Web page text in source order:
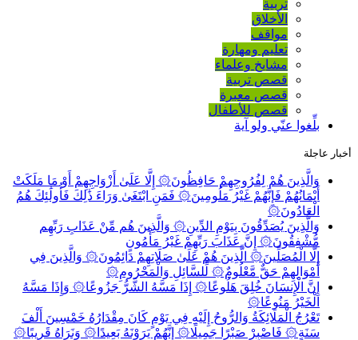
تربية
الأخلاق
مواقف
تعليم ومهارة
مشايخ وعلماء
قصص تربية
قصص معبرة
قصص للأطفال
بلِّغوا عنّي ولو آية
أخبار عاجلة
وَالَّذِينَ هُمْ لِفُرُوجِهِمْ حَافِظُونَ۞ إِلَّا عَلَىٰ أَزْوَاجِهِمْ أَوْ مَا مَلَكَتْ
أَيْمَانُهُمْ فَإِنَّهُمْ غَيْرُ مَلُومِينَ۞ فَمَنِ ابْتَغَىٰ وَرَاءَ ذَٰلِكَ فَأُولَٰئِكَ هُمُ
الْعَادُونَ۞
وَالَّذِينَ يُصَدِّقُونَ بِيَوْمِ الدِّينِ۞ وَالَّذِينَ هُم مِّنْ عَذَابِ رَبِّهِم
مُّشْفِقُونَ۞ إِنَّ عَذَابَ رَبِّهِمْ غَيْرُ مَأْمُونٍ
إِلَّا الْمُصَلِّينَ۞ الَّذِينَ هُمْ عَلَىٰ صَلَاتِهِمْ دَائِمُونَ۞ وَالَّذِينَ فِي
أَمْوَالِهِمْ حَقٌّ مَّعْلُومٌ۞ لِّلسَّائِلِ وَالْمَحْرُومِ۞
إِنَّ الْإِنسَانَ خُلِقَ هَلُوعًا۞ إِذَا مَسَّهُ الشَّرُّ جَزُوعًا۞ وَإِذَا مَسَّهُ
الْخَيْرُ مَنُوعًا۞
تَعْرُجُ الْمَلَائِكَةُ وَالرُّوحُ إِلَيْهِ فِي يَوْمٍ كَانَ مِقْدَارُهُ خَمْسِينَ أَلْفَ
سَنَةٍ۞ فَاصْبِرْ صَبْرًا جَمِيلًا۞ إِنَّهُمْ يَرَوْنَهُ بَعِيدًا۞ وَنَرَاهُ قَرِيبًا۞